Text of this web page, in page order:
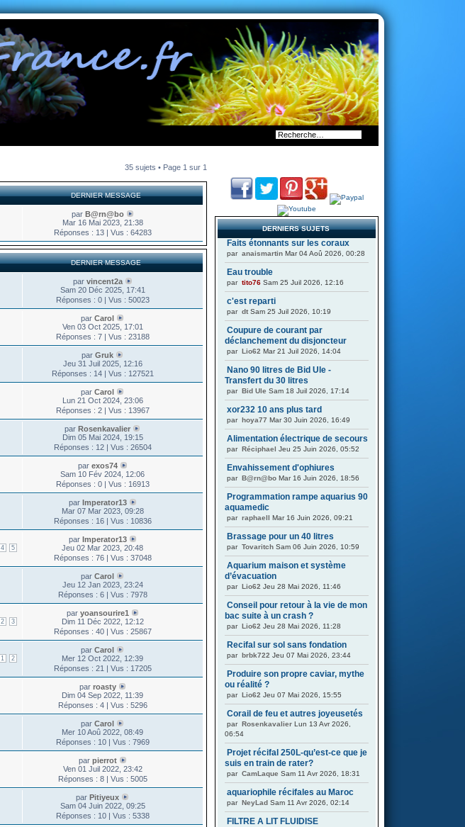
35 sujets • Page 1 sur 1
DERNIER MESSAGE
par B@rn@bo
Mar 16 Mai 2023, 21:38
Réponses : 13 | Vus : 64283
DERNIER MESSAGE
par vincent2a
Sam 20 Déc 2025, 17:41
Réponses : 0 | Vus : 50023
parCarol
Ven 03 Oct 2025, 17:01
Réponses : 7 | Vus : 23188
parGruk
Jeu 31 Juil 2025, 12:16
Réponses : 14 | Vus : 127521
parCarol
Lun 21 Oct 2024, 23:06
Réponses : 2 | Vus : 13967
parRosenkavalier
Dim 05 Mai 2024, 19:15
Réponses : 12 | Vus : 26504
par exos74
Sam 10 Fév 2024, 12:06
Réponses : 0 | Vus : 16913
par Imperator13
Mar 07 Mar 2023, 09:28
Réponses : 16 | Vus : 10836
4 5
par Imperator13
Jeu 02 Mar 2023, 20:48
Réponses : 76 | Vus : 37048
parCarol
Jeu 12 Jan 2023, 23:24
Réponses : 6 | Vus : 7978
2 3
par yoansourire1
Dim 11 Déc 2022, 12:12
Réponses : 40 | Vus : 25867
1 2
parCarol
Mer 12 Oct 2022, 12:39
Réponses : 21 | Vus : 17205
par roasty
Dim 04 Sep 2022, 11:39
Réponses : 4 | Vus : 5296
parCarol
Mer 10 Aoû 2022, 08:49
Réponses : 10 | Vus : 7969
par pierrot
Ven 01 Juil 2022, 23:42
Réponses : 8 | Vus : 5005
parPitiyeux
Sam 04 Juin 2022, 09:25
Réponses : 10 | Vus : 5338
DERNIERS SUJETS
Faits étonnants sur les coraux
par anaismartin Mar 04 Aoû 2026, 00:28
Eau trouble
par tito76 Sam 25 Juil 2026, 12:16
c'est reparti
par dt Sam 25 Juil 2026, 10:19
Coupure de courant par
déclanchement du disjoncteur
par Lio62 Mar 21 Juil 2026, 14:04
Nano 90 litres de Bid Ule -
Transfert du 30 litres
par Bid Ule Sam 18 Juil 2026, 17:14
xor232 10 ans plus tard
par hoya77 Mar 30 Juin 2026, 16:49
Alimentation électrique de secours
par Réciphael Jeu 25 Juin 2026, 05:52
Envahissement d'ophiures
par B@rn@bo Mar 16 Juin 2026, 18:56
Programmation rampe aquarius 90
aquamedic
par raphaell Mar 16 Juin 2026, 09:21
Brassage pour un 40 litres
par Tovaritch Sam 06 Juin 2026, 10:59
Aquarium maison et système
d’évacuation
par Lio62 Jeu 28 Mai 2026, 11:46
Conseil pour retour à la vie de mon
bac suite à un crash ?
par Lio62 Jeu 28 Mai 2026, 11:28
Recifal sur sol sans fondation
par brbk722 Jeu 07 Mai 2026, 23:44
Produire son propre caviar, mythe
ou réalité ?
par Lio62 Jeu 07 Mai 2026, 15:55
Corail de feu et autres joyeusetés
par Rosenkavalier Lun 13 Avr 2026,
06:54
Projet récifal 250L-qu’est-ce que je
suis en train de rater?
par CamLaque Sam 11 Avr 2026, 18:31
aquariophile récifales au Maroc
par NeyLad Sam 11 Avr 2026, 02:14
FILTRE A LIT FLUIDISE